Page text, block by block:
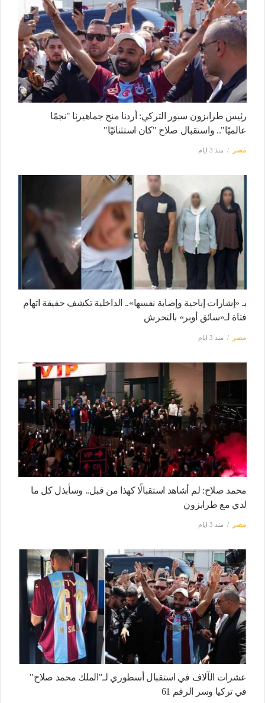
رئيس طرابزون سبور التركي: أردنا منح جماهيرنا "نجمًا
عالميًا".. واستقبال صلاح "كان استثنائيًا"
مصر منذ 3 ايام
بـ «إشارات إباحية وإصابة نفسها».. الداخلية تكشف حقيقة اتهام
فتاة لـ«سائق أوبر» بالتحرش
مصر منذ 3 ايام
محمد صلاح: لم أشاهد استقبالًا كهذا من قبل.. وسأبذل كل ما
لدي مع طرابزون
مصر منذ 3 ايام
عشرات الآلاف في استقبال أسطوري لـ"الملك محمد صلاح"
في تركيا وسر الرقم 61